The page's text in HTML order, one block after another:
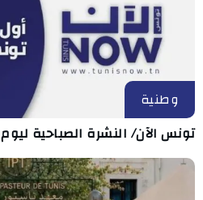
وطنية
تونس الآن/ النشرة الصباحية ليوم 6 الخميس أوت 2026